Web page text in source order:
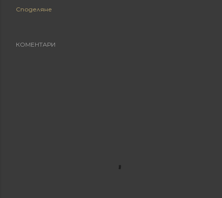
Споделяне
КОМЕНТАРИ